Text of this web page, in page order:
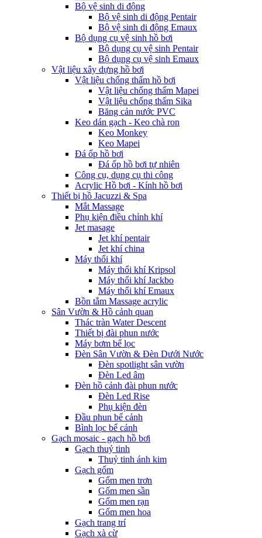
Bộ vệ sinh di động
Bộ vệ sinh di động Pentair
Bộ vệ sinh di động Emaux
Bộ dụng cụ vệ sinh hồ bơi
Bộ dụng cụ vệ sinh Pentair
Bộ dụng cụ vệ sinh Emaux
Vật liệu xây dựng hồ bơi
Vật liệu chống thấm hồ bơi
Vật liệu chống thấm Mapei
Vật liệu chống thấm Sika
Băng cản nước PVC
Keo dán gạch - Keo chà ron
Keo Monkey
Keo Mapei
Đá ốp hồ bơi
Đá ốp hồ bơi tự nhiên
Công cụ, dụng cụ thi công
Acrylic Hồ bơi - Kính hồ bơi
Thiết bị hồ Jacuzzi & Spa
Mắt Massage
Phụ kiện điều chỉnh khí
Jet masage
Jet khí pentair
Jet khí china
Máy thổi khí
Máy thổi khí Kripsol
Máy thổi khí Jackbo
Máy thổi khí Emaux
Bồn tắm Massage acrylic
Sân Vườn & Hồ cảnh quan
Thác tràn Water Descent
Thiết bị đài phun nước
Máy bơm bể lọc
Đèn Sân Vườn & Đèn Dưới Nước
Đèn spotlight sân vườn
Đèn Led âm
Đèn hồ cảnh đài phun nước
Đèn Led Rise
Phụ kiện đèn
Đầu phun bể cảnh
Bình lọc bể cảnh
Gạch mosaic - gạch hồ bơi
Gạch thuỷ tinh
Thuỷ tinh ánh kim
Gạch gốm
Gốm men trơn
Gốm men sần
Gốm men rạn
Gốm men hoa
Gạch trang trí
Gạch xà cừ